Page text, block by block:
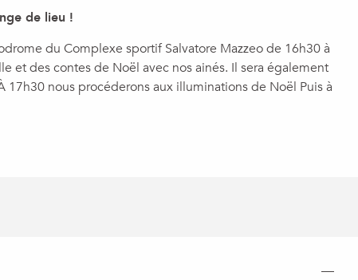
de lieu !
du Complexe sportif Salvatore Mazzeo de 16h30 à
et des contes de Noël avec nos ainés. Il sera également
17h30 nous procéderons aux illuminations de Noël Puis à
—